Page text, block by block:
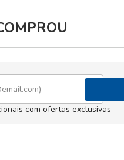
com ofertas exclusivas